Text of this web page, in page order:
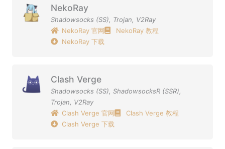
NekoRay
Shadowsocks (SS), Trojan, V2Ray
NekoRay 官网
NekoRay 教程
NekoRay 下载
Clash Verge
Shadowsocks (SS), ShadowsocksR (SSR),
Trojan, V2Ray
Clash Verge 官网
Clash Verge 教程
Clash Verge 下载